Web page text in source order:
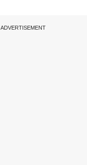
ADVERTISEMENT